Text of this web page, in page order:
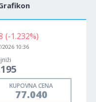
(-1.232%)
2026 10:36
KUPOVNA CENA
77.040